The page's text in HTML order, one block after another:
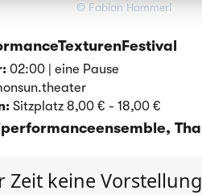
© Fabian Hammerl
02:00 | eine Pause
Sitzplatz 8,00 € - 18,00 €
Zeit keine